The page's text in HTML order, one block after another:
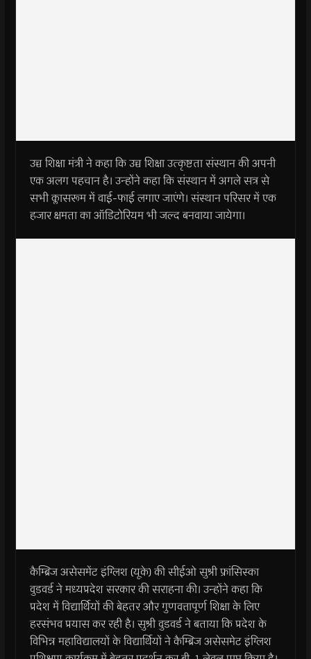
उच्च शिक्षा मंत्री ने कहा कि उच्च शिक्षा उत्कृष्टता संस्थान की अपनी
एक अलग पहचान है। उन्होंने कहा कि संस्थान में अगले सत्र से
सभी क्लासरूम में वाई-फाई लगाए जाएंगे। संस्थान परिसर में एक
हजार क्षमता का ऑडिटोरियम भी जल्द बनवाया जायेगा।
कैम्ब्रिज असेसमेंट इंग्लिश (यूके) की सीईओ सुश्री फ्रांसिस्का
वुडवर्ड ने मध्यप्रदेश सरकार की सराहना की। उन्होंने कहा कि
प्रदेश में विद्यार्थियों की बेहतर और गुणवत्तापूर्ण शिक्षा के लिए
हरसंभव प्रयास कर रही है। सुश्री वुडवर्ड ने बताया कि प्रदेश के
विभिन्न महाविद्यालयों के विद्यार्थियों ने कैम्ब्रिज असेसमेट इंग्लिश